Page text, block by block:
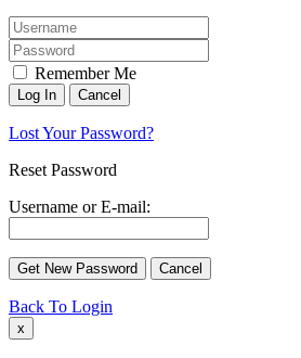
Remember Me
Lost Your Password?
Reset Password
Username or E-mail:
Back To Login
x